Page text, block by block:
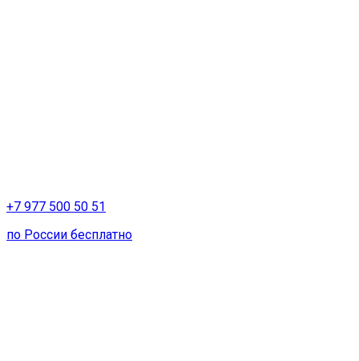
+7 977 500 50 51
по России бесплатно